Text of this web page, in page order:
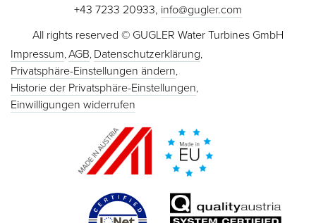
+43 7233 20933, info@gugler.com
All rights reserved © GUGLER Water Turbines GmbH
Impressum AGB Datenschutzerklärung
Privatsphäre-Einstellungen ändern
Historie der Privatsphäre-Einstellungen
Einwilligungen widerrufen